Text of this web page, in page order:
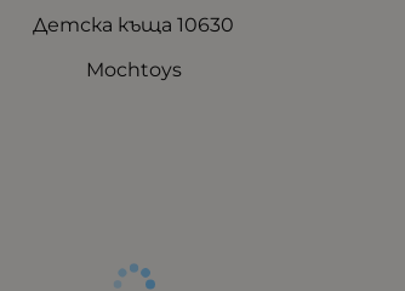
Детска къща 10630
Mochtoys